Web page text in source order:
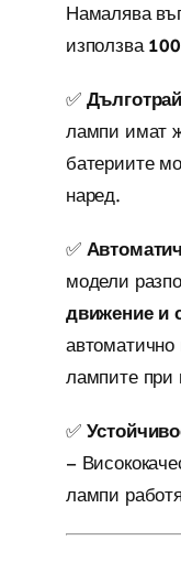
Намалява
използва
✅
лампи имат
батериите
наред.
✅
модели
движение и
лампите при
✅
–
лампи